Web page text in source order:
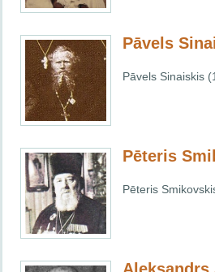
Pāvels
Pāvels Sinaiskis
Pēteris
Pēteris